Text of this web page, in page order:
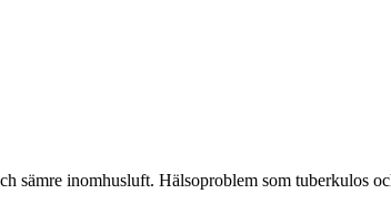
sämre inomhusluft. Hälsoproblem som tuberkulos